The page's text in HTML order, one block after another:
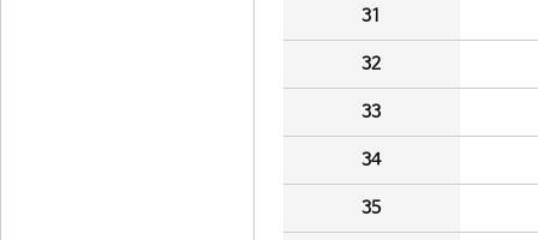
31
32
33
34
35